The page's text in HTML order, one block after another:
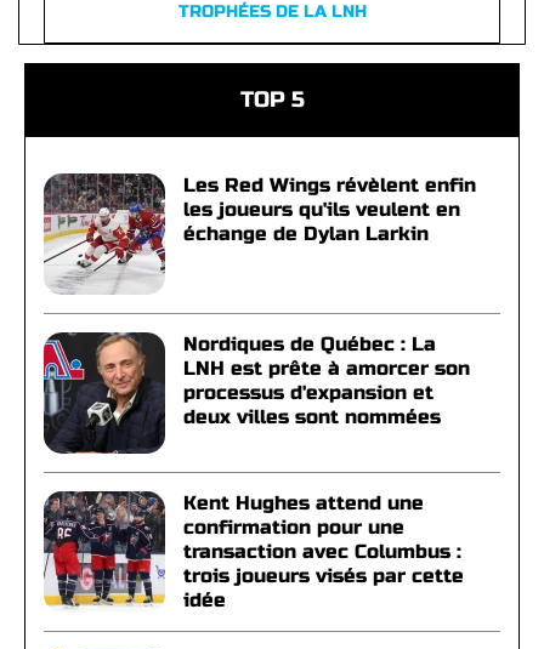
TROPHÉES DE LA LNH
TOP 5
Les Red Wings révèlent enfin
les joueurs qu'ils veulent en
échange de Dylan Larkin
Nordiques de Québec : La
LNH est prête à amorcer son
processus d'expansion et
deux villes sont nommées
Kent Hughes attend une
confirmation pour une
transaction avec Columbus :
trois joueurs visés par cette
idée